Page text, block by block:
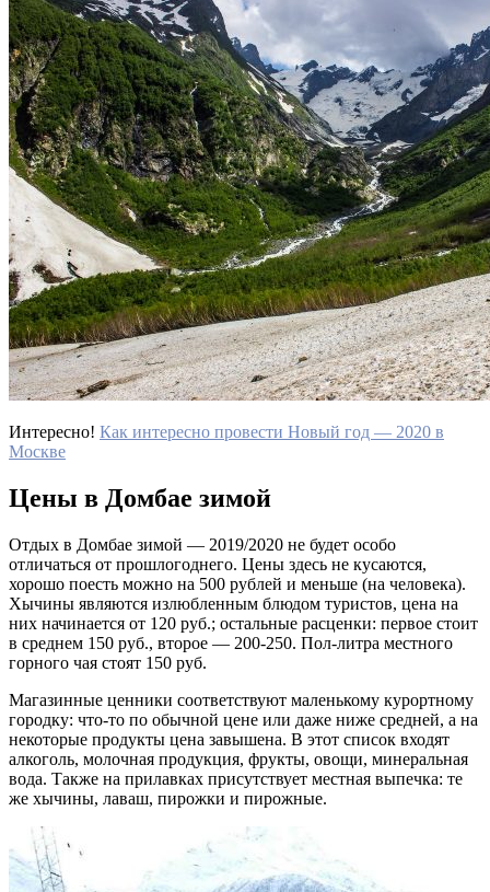
Интересно! Как интересно провести Новый год — 2020 в
Москве
Цены в Домбае зимой
Отдых в Домбае зимой — 2019/2020 не будет особо
отличаться от прошлогоднего. Цены здесь не кусаются,
хорошо поесть можно на 500 рублей и меньше (на человека).
Хычины являются излюбленным блюдом туристов, цена на
них начинается от 120 руб.; остальные расценки: первое стоит
в среднем 150 руб., второе — 200-250. Пол-литра местного
горного чая стоят 150 руб.
Магазинные ценники соответствуют маленькому курортному
городку: что-то по обычной цене или даже ниже средней, а на
некоторые продукты цена завышена. В этот список входят
алкоголь, молочная продукция, фрукты, овощи, минеральная
вода. Также на прилавках присутствует местная выпечка: те
же хычины, лаваш, пирожки и пирожные.